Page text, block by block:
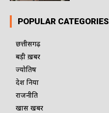
POPULAR CATEGORIES
छत्तीसगढ़
बड़ी ख़बर
ज्योतिष
देश दुनिया
राजनीति
खास खबर